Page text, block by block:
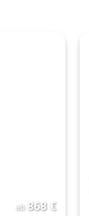
ab 868€